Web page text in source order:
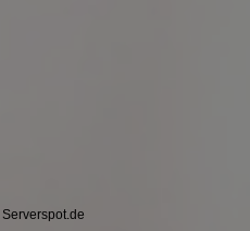
Serverspot.de